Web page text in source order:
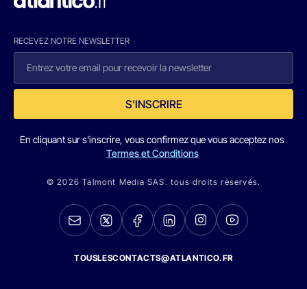
RECEVEZ NOTRE NEWSLETTER
S'INSCRIRE
En cliquant sur s'inscrire, vous confirmez que vous acceptez nos
Termes et Conditions
© 2026 Talmont Media SAS. tous droits réservés.
TOUSLESCONTACTS@ATLANTICO.FR